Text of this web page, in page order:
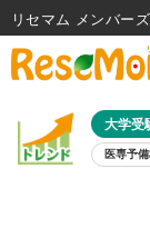
大学受
医専予
リセマム メンバーズ